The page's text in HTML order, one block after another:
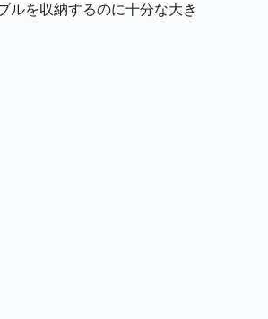
ルを収納するのに十分な大き